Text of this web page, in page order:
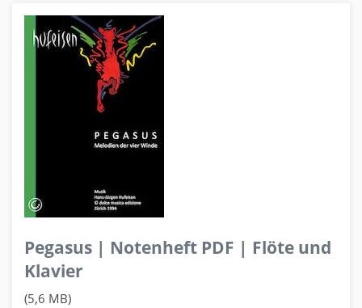
Pegasus | Notenheft PDF | Flöte und
Klavier
(5,6 MB)